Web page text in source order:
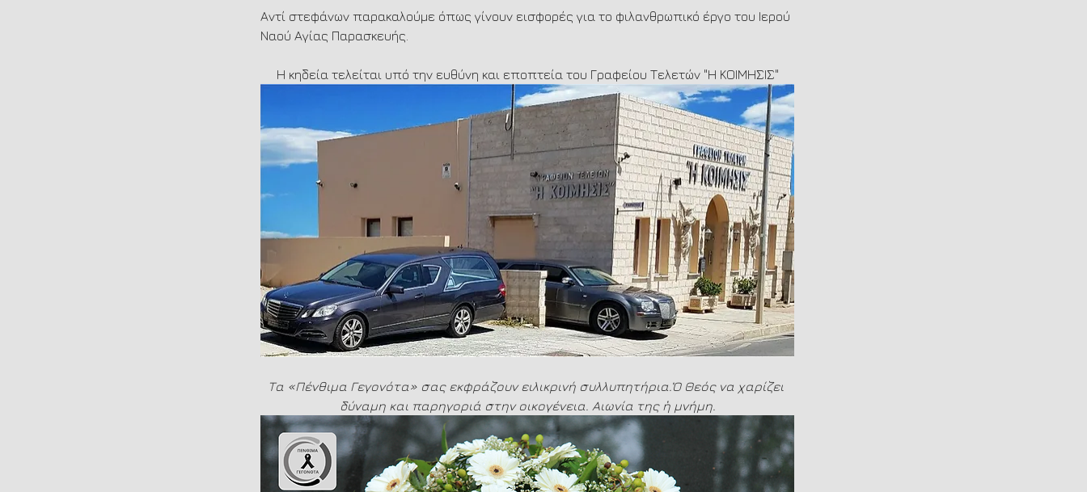
Αντί στεφάνων παρακαλούμε όπως γίνουν εισφορές για το φιλανθρωπικό έργο του Ιερού
Ναού Αγίας Παρασκευής.
Η κηδεία τελείται υπό την ευθύνη και εποπτεία του Γραφείου Τελετών "Η ΚΟΙΜΗΣΙΣ"
Τα «Πένθιμα Γεγονότα» σας εκφράζουν ειλικρινή συλλυπητήρια.Ὁ Θεός να χαρίζει
δύναμη και παρηγοριά στην οικογένεια. Αιωνία της ἡ μνήμη.